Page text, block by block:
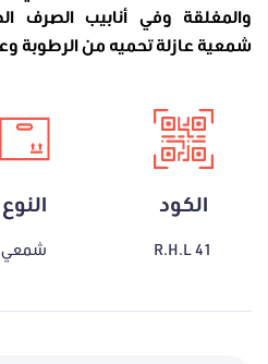
والمغلقة وفي أنابيب الصرف
شمعية عازلة تحميه من الرطوبة
الكود
R.H.L 41
النوع
شمعي